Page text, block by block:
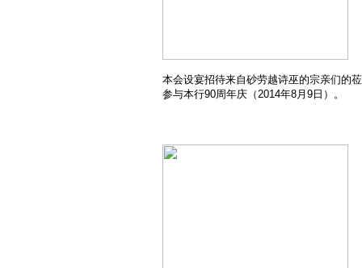
本会设宴招待来自砂劳越诗巫的宗亲们的
参与本行90周年庆（2014年8月9日）。